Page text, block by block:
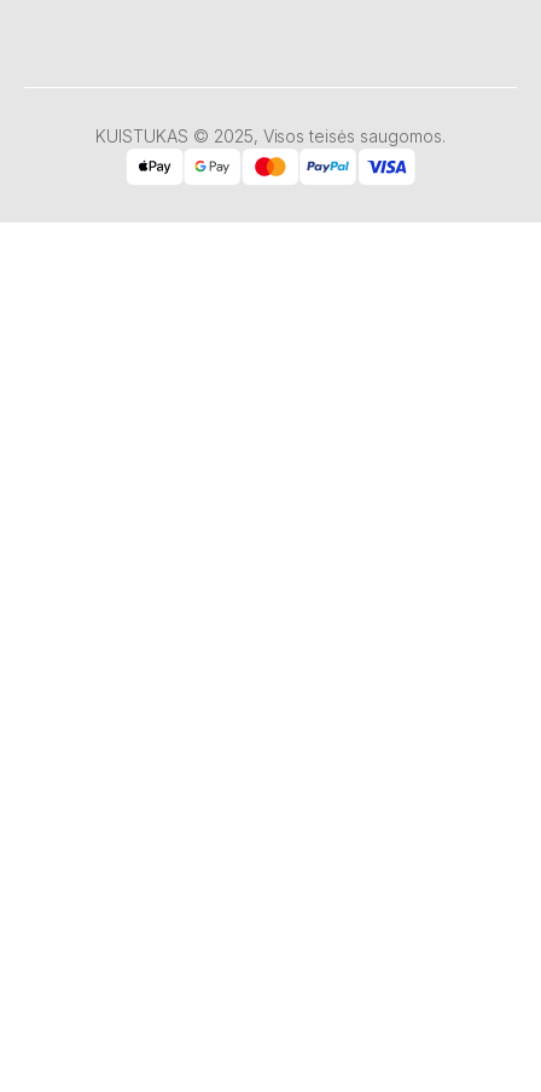
KUISTUKAS © 2025, Visos teisės saugomos.